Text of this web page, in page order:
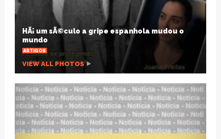
HÃ¡ um sÃ©culo a gripe espanhola mudou o
mundo
ARTIGOS
VIEW ALL PHOTOS